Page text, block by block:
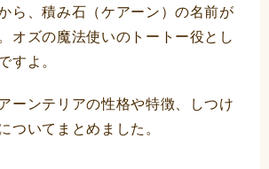
ら、積み石（ケアーン）の名前が
オズの魔法使いのトートー役とし
すよ。
ーンテリアの性格や特徴、しつけ
ついてまとめました。